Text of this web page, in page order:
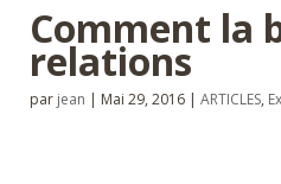
Comment la
relations
par jean | Mai 29, 2016 | ARTICLES,